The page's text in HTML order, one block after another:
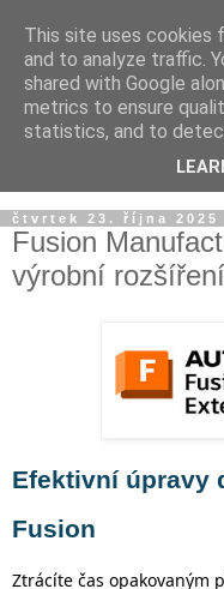
čtvrtek 23. října 2025
Fusion
výrobní
Efektivní úpravy
Fusion
Ztrácíte čas opakovaným
This site uses cookies
and to analyze traffic.
shared with Google
metrics to ensure
statistics, and to